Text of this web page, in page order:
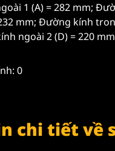
1 (A) = 282 mm;
mm; Đường kính
ngoài 2 (D) = 220
0
chi tiết về